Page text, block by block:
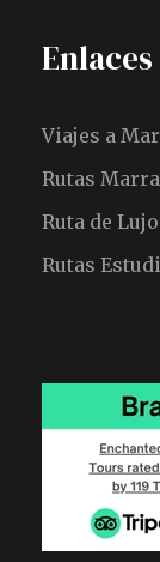
Viajes a
Rutas
Ruta de Lujo
Rutas